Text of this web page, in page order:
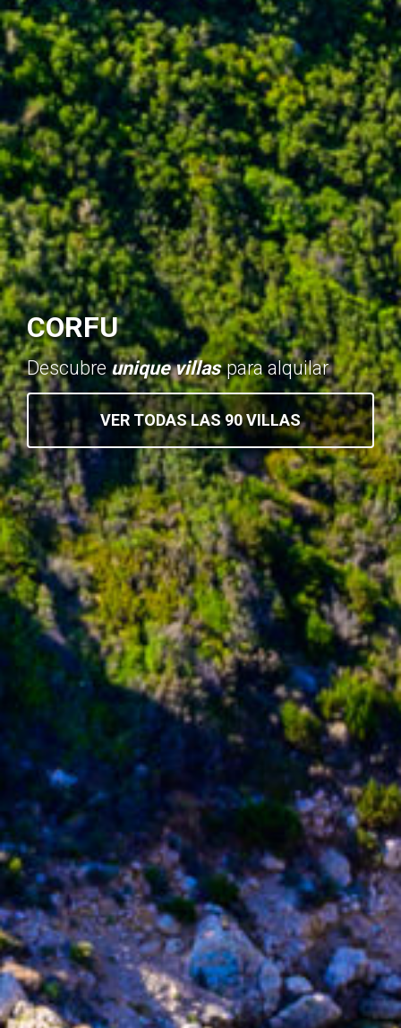
CORFU
Descubre unique villaspara alquilar
VER TODAS LAS 90 VILLAS